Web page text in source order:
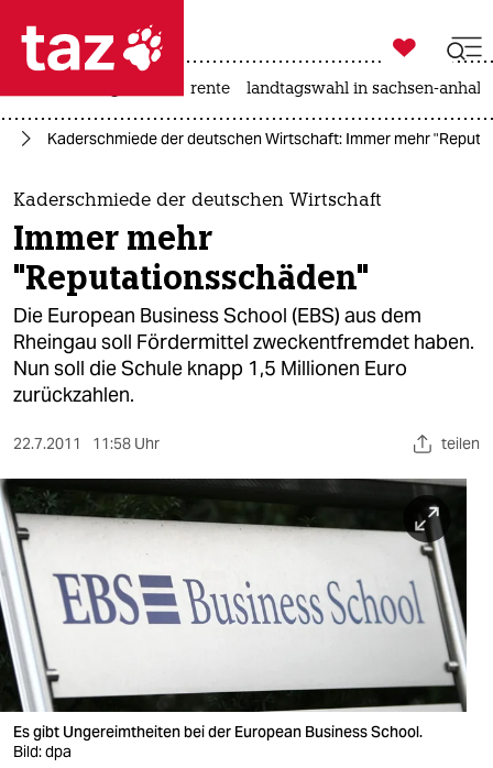
 taz zahl ich
taz zahl ich
themen
politik
öko
gesellschaft
kultur
sport
berlin
nord
wahrheit
verlag
verlag
veranstaltungen

taz zahl ich
rente landtagswahl in sachsen-anhalt
Kaderschmiede der deutschen Wirtschaft: Immer mehr
Kaderschmiede der deutschen Wirtschaft
Immer mehr
"Reputationsschäden"
Die European Business School (EBS) aus dem
Rheingau soll Fördermittel zweckentfremdet haben.
Nun soll die Schule knapp 1,5 Millionen Euro
zurückzahlen.
22.7.2011 11:58 Uhr teilen
Es gibt Ungereimtheiten bei der European Business School.
Bild: dpa